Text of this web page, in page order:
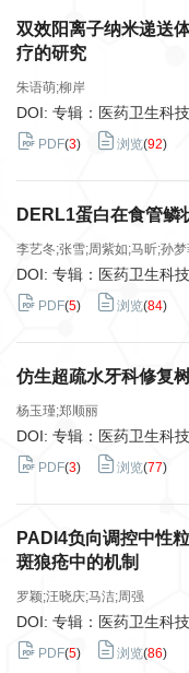
双效阳离子纳米递送
疗的研究
朱语萌;柳岸
DOI: 专辑：医药卫生科技
PDF(3) 浏览(92)
DERL1蛋白在食管鳞
李艺冬;张雪;周紫如;马昕;孙
DOI: 专辑：医药卫生科技
PDF(5) 浏览(84)
仿生超疏水牙科修复
杨玉瑾;郑顺丽
DOI: 专辑：医药卫生科技
PDF(3) 浏览(77)
PADI4负向调控中性
斑狼疮中的机制
罗颖;汪晓庆;马洁;周强
DOI: 专辑：医药卫生科技
PDF(5) 浏览(86)